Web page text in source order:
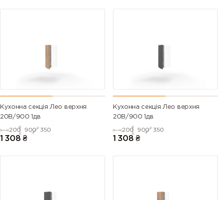
Кухонна секція Лео верхня
20В/900 1дв
200 900 350
1 308 ₴
Кухонна секція Лео верхня
20В/900 1дв
200 900 350
1 308 ₴